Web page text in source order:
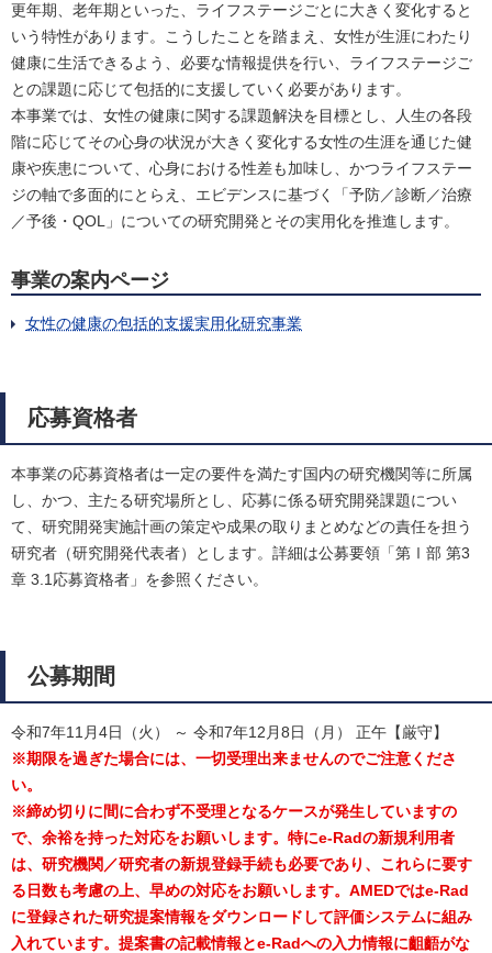
更年期、老年期といった、ライフステージごとに大きく変化すると
いう特性があります。こうしたことを踏まえ、女性が生涯にわたり
健康に生活できるよう、必要な情報提供を行い、ライフステージご
との課題に応じて包括的に支援していく必要があります。
本事業では、女性の健康に関する課題解決を目標とし、人生の各段
階に応じてその心身の状況が大きく変化する女性の生涯を通じた健
康や疾患について、心身における性差も加味し、かつライフステー
ジの軸で多面的にとらえ、エビデンスに基づく「予防／診断／治療
／予後・QOL」についての研究開発とその実用化を推進します。
事業の案内ページ
女性の健康の包括的支援実用化研究事業
応募資格者
本事業の応募資格者は一定の要件を満たす国内の研究機関等に所属
し、かつ、主たる研究場所とし、応募に係る研究開発課題につい
て、研究開発実施計画の策定や成果の取りまとめなどの責任を担う
研究者（研究開発代表者）とします。詳細は公募要領「第Ⅰ部 第3
章 3.1応募資格者」を参照ください。
公募期間
令和7年11月4日（火） ～ 令和7年12月8日（月） 正午【厳守】
※期限を過ぎた場合には、一切受理出来ませんのでご注意くださ
い。
※締め切りに間に合わず不受理となるケースが発生していますの
で、余裕を持った対応をお願いします。特にe-Radの新規利用者
は、研究機関／研究者の新規登録手続も必要であり、これらに要す
る日数も考慮の上、早めの対応をお願いします。AMEDではe-Rad
に登録された研究提案情報をダウンロードして評価システムに組み
入れています。提案書の記載情報とe-Radへの入力情報に齟齬がな